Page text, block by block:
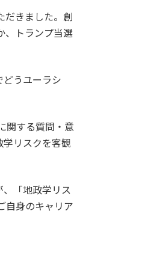
だきました。創
、トランプ当選
どうユーラシ
関する質問・意
リスクを客観
「地政学リス
自身のキャリア